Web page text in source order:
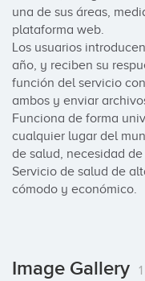
una de sus áreas,
plataforma web.
Los usuarios
año, y reciben su
función del servicio
ambos y enviar
Funciona de forma
cualquier lugar del
de salud, necesidad
Servicio de salud de
cómodo y económico.
Image Gallery 1